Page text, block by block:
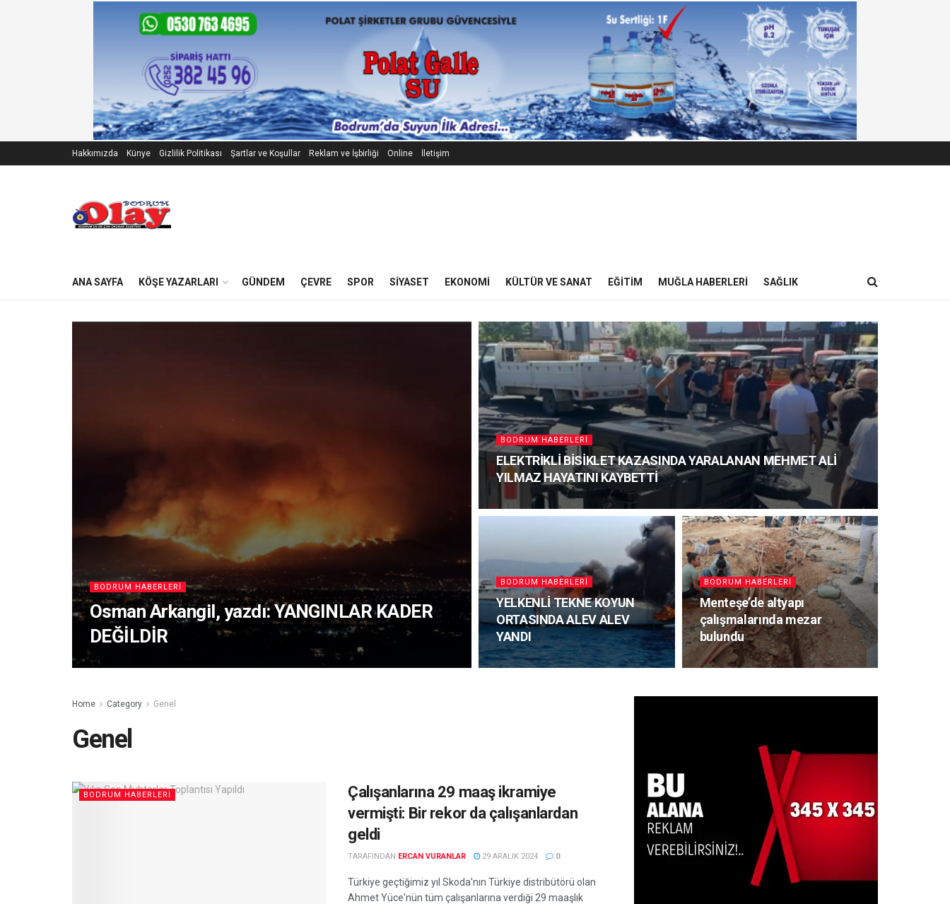
Hakkımızda Künye Gizlilik Politikası Şartlar ve Koşullar Reklam ve İşbirliği Online İletişim
ANA SAYFA KÖŞE YAZARLARI GÜNDEM ÇEVRE SPOR SIYASET EKONOMI KÜLTÜR VE SANAT EĞITIM MUĞLA HABERLERI SAĞLIK
BODRUM HABERLERI
Osman Arkangil, yazdı: YANGINLAR KADER
DEĞİLDİR
BODRUM HABERLERI
ELEKTRİKLİ BİSİKLET KAZASINDA YARALANAN MEHMET ALİ
YILMAZ HAYATINI KAYBETTİ
BODRUM HABERLERI
YELKENLİ TEKNE KOYUN
ORTASINDA ALEV ALEV
YANDI
BODRUM HABERLERI
Menteşe’de altyapı
çalışmalarında mezar
bulundu
Home Category Genel
Genel
BODRUM HABERLERI
Çalışanlarına 29 maaş ikramiye
vermişti: Bir rekor da çalışanlardan
geldi
TARAFINDAN ERCAN VURANLAR 29 ARALIK 2024 0
Türkiye geçtiğimiz yıl Skoda'nın Türkiye distribütörü olan
Ahmet Yüce'nün tüm çalışanlarına verdiği 29 maaşlık